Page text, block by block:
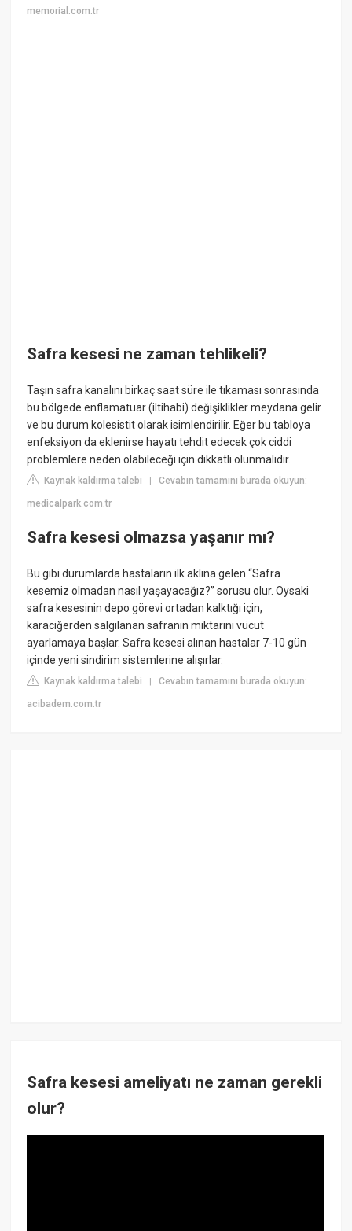
memorial.com.tr
Safra kesesi ne zaman tehlikeli?
Taşın safra kanalını birkaç saat süre ile tıkaması sonrasında
bu bölgede enflamatuar (iltihabi) değişiklikler meydana gelir
ve bu durum kolesistit olarak isimlendirilir. Eğer bu tabloya
enfeksiyon da eklenirse hayatı tehdit edecek çok ciddi
problemlere neden olabileceği için dikkatli olunmalıdır.
Kaynak kaldırma talebi |Cevabın tamamını burada okuyun:
medicalpark.com.tr
Safra kesesi olmazsa yaşanır mı?
Bu gibi durumlarda hastaların ilk aklına gelen “Safra
kesemiz olmadan nasıl yaşayacağız?” sorusu olur. Oysaki
safra kesesinin depo görevi ortadan kalktığı için,
karaciğerden salgılanan safranın miktarını vücut
ayarlamaya başlar. Safra kesesi alınan hastalar 7-10 gün
içinde yeni sindirim sistemlerine alışırlar.
Kaynak kaldırma talebi |Cevabın tamamını burada okuyun:
acibadem.com.tr
Safra kesesi ameliyatı ne zaman gerekli
olur?